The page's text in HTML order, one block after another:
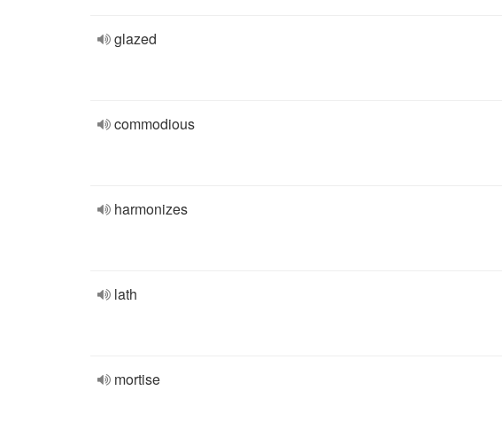
glazed
commodious
harmonizes
lath
mortise